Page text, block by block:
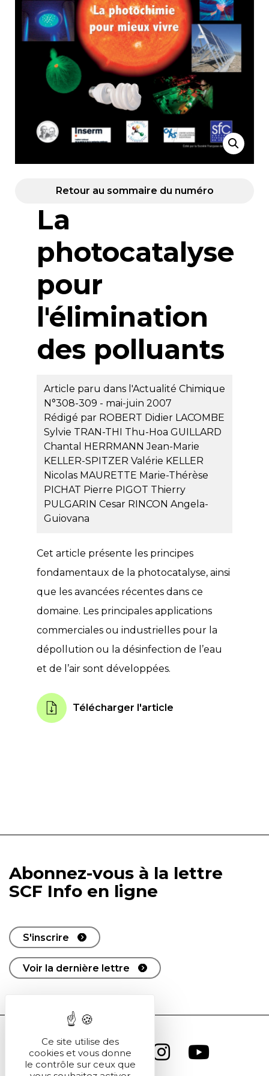
Retour au sommaire du numéro
La
photocatalyse
pour
l'élimination
des polluants
Article paru dans l'Actualité Chimique
N°308-309 - mai-juin 2007
Rédigé par ROBERT Didier LACOMBE
Sylvie TRAN-THI Thu-Hoa GUILLARD
Chantal
HERRMANN Jean-Marie
KELLER-SPITZER Valérie KELLER
Nicolas MAURETTE Marie-Thérèse
PICHAT Pierre PIGOT Thierry
PULGARIN Cesar RINCON Angela-
Guiovana
Cet article présente les principes
fondamentaux de la photocatalyse, ainsi
que les avancées récentes dans ce
domaine. Les principales applications
commerciales ou industrielles pour la
dépollution ou la désinfection de l’eau
et de l’air sont développées.
Télécharger l'article
Abonnez-vous à la lettre
SCF Info en ligne
S'inscrire
Voir la dernière lettre
Ce site utilise des
cookies et vous donne
le contrôle sur ceux que